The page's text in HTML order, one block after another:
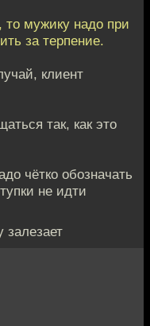
то мужику надо при
за терпение.
клиент
так, как это
чётко обозначать
не идти
залезает